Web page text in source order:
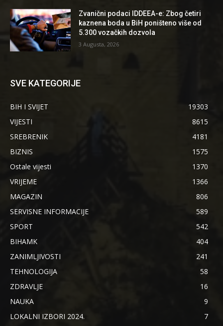
Zvanični podaci IDDEEA-e: Zbog četiri
kaznena boda u BiH poništeno više od
5.300 vozačkih dozvola
3 Augusta, 2026
SVE KATEGORIJE
BIH I SVIJET
19303
VIJESTI
8615
SREBRENIK
4181
BIZNIS
1575
Ostale vijesti
1370
VRIJEME
1366
MAGAZIN
806
SERVISNE INFORMACIJE
589
SPORT
542
BIHAMK
404
ZANIMLJIVOSTI
241
TEHNOLOGIJA
58
ZDRAVLJE
16
NAUKA
9
LOKALNI IZBORI 2024.
7